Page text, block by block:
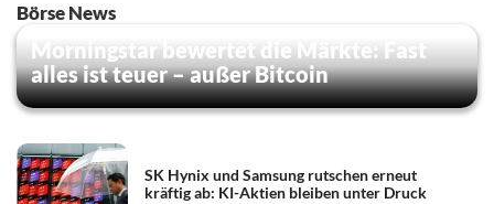
Börse News
Morningstar bewertet die Märkte: Fast
alles ist teuer – außer Bitcoin
SK Hynix und Samsung rutschen erneut
kräftig ab: KI-Aktien bleiben unter Druck